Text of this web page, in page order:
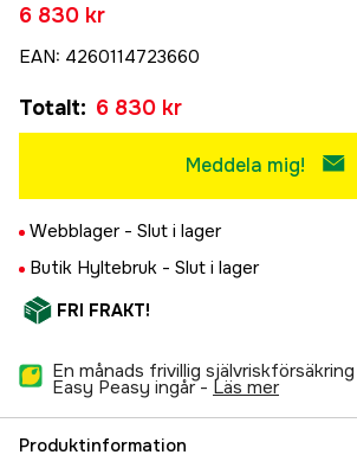
6 830 kr
EAN: 4260114723660
Totalt: 6 830 kr
Meddela mig!
Webblager - Slut i lager
Butik Hyltebruk - Slut i lager
FRI FRAKT!
En månads frivillig
Easy Peasy ingår - läs mer
Produktinformation